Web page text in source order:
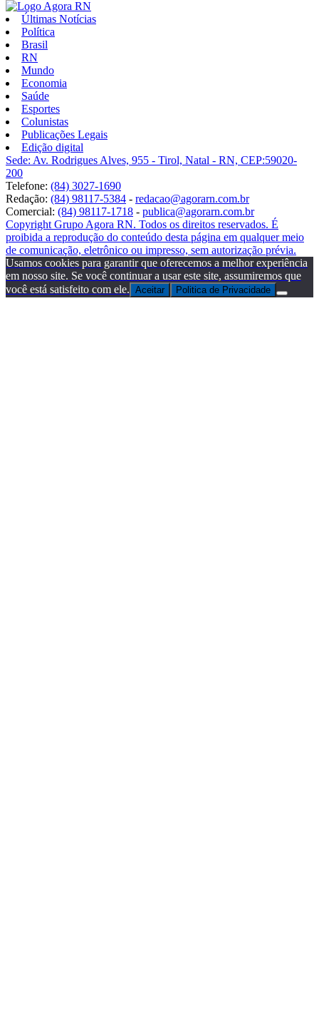
Últimas Notícias
Política
Brasil
RN
Mundo
Economia
Saúde
Esportes
Colunistas
Publicações Legais
Edição digital
Sede: Av. Rodrigues Alves, 955 - Tirol, Natal - RN, CEP:59020-
200
Telefone: (84) 3027-1690
Redação: (84) 98117-5384 - redacao@agorarn.com.br
Comercial: (84) 98117-1718 - publica@agorarn.com.br
Copyright Grupo Agora RN. Todos os direitos reservados. É
proibida a reprodução do conteúdo desta página em qualquer meio
de comunicação, eletrônico ou impresso, sem autorização prévia.
Usamos cookies para garantir que oferecemos a melhor experiência
em nosso site. Se você continuar a usar este site, assumiremos que
você está satisfeito com ele. Aceitar Politica de Privacidade